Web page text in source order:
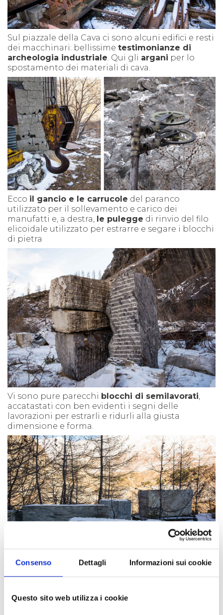
Consenso Dettagli Informazioni sui cookie
Questo sito web utilizza i cookie
Sul piazzale della Cava ci sono alcuni edifici e resti
dei macchinari: bellissime testimonianze di
archeologia industriale. Qui gli argani per lo
spostamento dei materiali di cava.
Ecco il gancio e le carrucole del paranco
utilizzato per il sollevamento e carico dei
manufatti e, a destra, le pulegge di rinvio del filo
elicoidale utilizzato per estrarre e segare i blocchi
di pietra
Vi sono pure parecchi blocchi di semilavorati
accatastati con ben evidenti i segni delle
lavorazioni per estrarli e ridurli alla giusta
dimensione e forma.
testimoniano quale fosse il materiale estratto…
(potrei azzardare: un meta-gneiss o similare).